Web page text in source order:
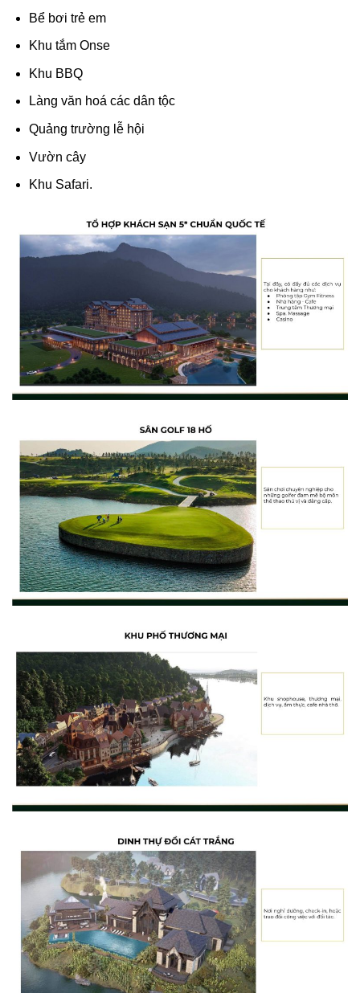
Bể bơi trẻ em
Khu tắm Onse
Khu BBQ
Làng văn hoá các dân tộc
Quảng trường lễ hội
Vườn cây
Khu Safari.